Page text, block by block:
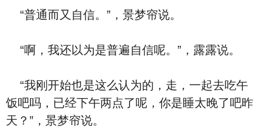
“普通而又自信。”，景梦帘说。
“啊，我还以为是普遍自信呢。”，露露说。
“我刚开始也是这么认为的，走，一起去吃午
饭吧吗，已经下午两点了呢，你是睡太晚了吧昨
天？”，景梦帘说。